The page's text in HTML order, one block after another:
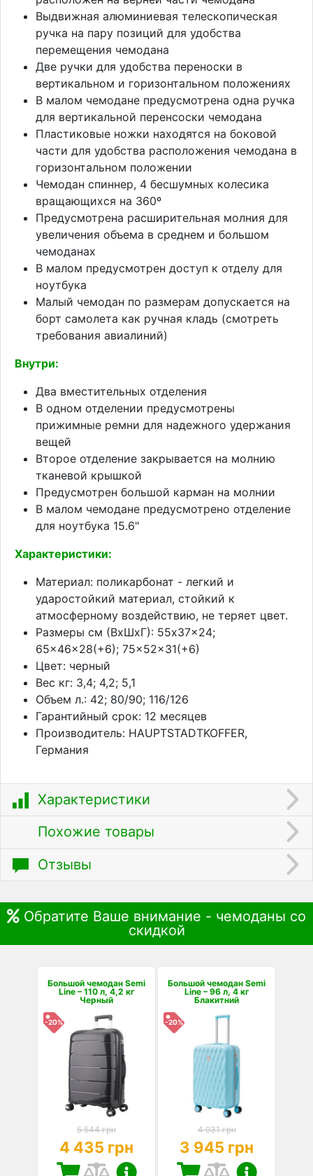
Выдвижная алюминиевая телескопическая
ручка на пару позиций для удобства
перемещения чемодана
Две ручки для удобства переноски в
вертикальном и горизонтальном положениях
В малом чемодане предусмотрена одна ручка
для вертикальной перенсоски чемодана
Пластиковые ножки находятся на боковой
части для удобства расположения чемодана в
горизонтальном положении
Чемодан спиннер, 4 бесшумных колесика
вращающихся на 360º
Предусмотрена расширительная молния для
увеличения объема в среднем и большом
чемоданах
В малом предусмотрен доступ к отделу для
ноутбука
Малый чемодан по размерам допускается на
борт самолета как ручная кладь (смотреть
требования авиалиний)
Внутри:
Два вместительных отделения
В одном отделении предусмотрены
прижимные ремни для надежного удержания
вещей
Второе отделение закрывается на молнию
тканевой крышкой
Предусмотрен большой карман на молнии
В малом чемодане предусмотрено отделение
для ноутбука 15.6"
Характеристики:
Материал: поликарбонат - легкий и
ударостойкий материал, стойкий к
атмосферному воздействию, не теряет цвет.
Размеры см (ВхШхГ): 55x37x24;
65x46x28(+6); 75x52x31(+6)
Цвет: черный
Вес кг: 3,4; 4,2; 5,1
Объем л.: 42; 80/90; 116/126
Гарантийный срок: 12 месяцев
Производитель: HAUPTSTADTKOFFER,
Германия
Характеристики
Похожие товары
Отзывы
Обратите Ваше внимание - чемоданы со
скидкой
Большой чемодан Semi
Line – 110 л, 4,2 кг
Черный
-20%
5 544 грн
4 435 грн
Большой чемодан Semi
Line – 96 л, 4 кг
Блакитний
-20%
4 931 грн
3 945 грн